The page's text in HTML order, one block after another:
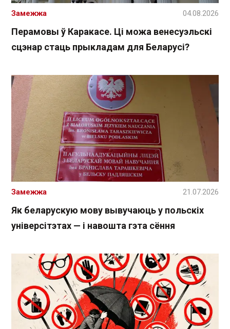
Перамовы ў Каракасе. Ці можа венесуэльскі
сцэнар стаць прыкладам для Беларусі?
Замежжа 04.08.2026
Як беларускую мову вывучаюць у польскіх
універсітэтах — і навошта гэта сёння
Замежжа 21.07.2026